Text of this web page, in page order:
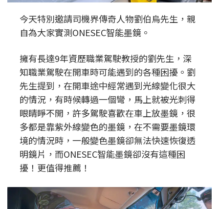
今天特別邀請司機界傳奇人物劉伯烏先生，親
自為大家實測ONESEC智能墨鏡。
擁有長達9年資歷職業駕駛教授的劉先生，深
知職業駕駛在開車時可能遇到的各種困擾。劉
先生提到，在開車途中經常遇到光線變化很大
的情況，有時候轉過一個彎，馬上就被光刺得
眼睛睜不開，許多駕駛喜歡在車上放墨鏡，很
多都是靠紫外線變色的墨鏡，在不需要墨鏡環
境的情況時，一般變色墨鏡卻無法快速恢復透
明鏡片，而ONESEC智能墨鏡卻沒有這種困
擾！更值得推薦！